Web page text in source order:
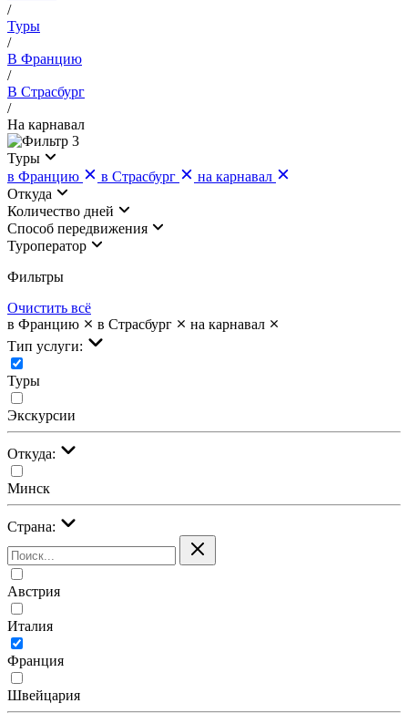
/
Туры
/
В Францию
/
В Страсбург
/
На карнавал
3
Туры
в Францию
в Страсбург
на карнавал
Откуда
Количество дней
Cпособ передвижения
Туроператор
Фильтры
Очистить всё
в Францию
в Страсбург
на карнавал
Тип услуги:
Туры
Экскурсии
Откуда:
Минск
Страна:
Австрия
Италия
Франция
Швейцария